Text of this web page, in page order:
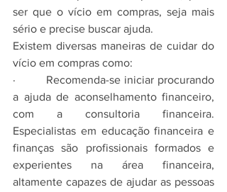
ser que o vício em compras, seja mais
sério e precise buscar ajuda.
Existem diversas maneiras de cuidar do
vício em compras como:
·         Recomenda-se iniciar procurando
a ajuda de aconselhamento financeiro,
com a consultoria financeira.
Especialistas em educação financeira e
finanças são profissionais formados e
experientes na área financeira,
altamente capazes de ajudar as pessoas